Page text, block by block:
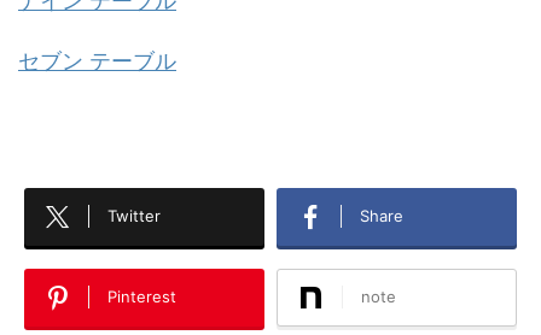
セブン テーブル
Twitter Share
Pinterest note